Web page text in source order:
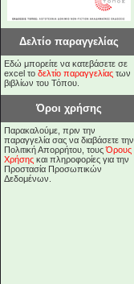
Δελτίο παραγγελίας
Εδώ μπορείτε να κατεβάσετε σε
excel το δελτίο παραγγελίας των
βιβλίων του Τόπου.
Όροι χρήσης
Παρακαλούμε, πριν την
παραγγελία σας να διαβάσετε την
Πολιτική Απορρήτου, τουςΌρους
Χρήσης και πληροφορίες για την
Προστασία Προσωπικών
Δεδομένων.